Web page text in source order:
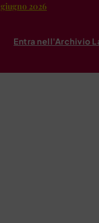
giugno 2026
Entra nell'Archivio